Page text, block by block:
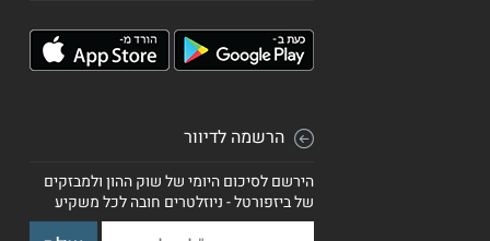
הרשמה לדיוור
הירשם לסיכום היומי של שוק ההון ולמבזקים
של ביזפורטל - ניוזלטרים חובה לכל משקיע